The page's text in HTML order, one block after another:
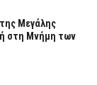
Μεγάλης
στη Μνήμη των